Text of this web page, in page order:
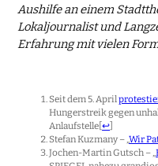
Aushilfe an einem
Lokaljournalist und
Erfahrung mit vielen
Seit dem 5. April
Hungerstreik gegen
Anlaufstelle [↩
Stefan Kuzmany – „Wir
Jochen-Martin Gutsch – „